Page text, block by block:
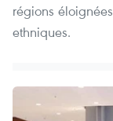
régions
ethniques.